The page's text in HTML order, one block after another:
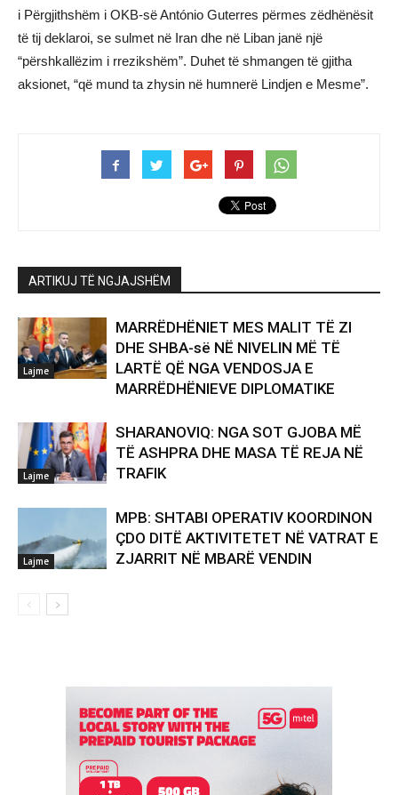
i Përgjithshëm i OKB-së António Guterres përmes zëdhënësit
të tij deklaroi, se sulmet në Iran dhe në Liban janë një
“përshkallëzim i rrezikshëm”. Duhet të shmangen të gjitha
aksionet, “që mund ta zhysin në humnerë Lindjen e Mesme”.
ARTIKUJ TË NGJAJSHËM
Lajme
MARRËDHËNIET MES MALIT TË ZI
DHE SHBA-së NË NIVELIN MË TË
LARTË QË NGA VENDOSJA E
MARRËDHËNIEVE DIPLOMATIKE
Lajme
SHARANOVIQ: NGA SOT GJOBA MË
TË ASHPRA DHE MASA TË REJA NË
TRAFIK
Lajme
MPB: SHTABI OPERATIV KOORDINON
ÇDO DITË AKTIVITETET NË VATRAT E
ZJARRIT NË MBARË VENDIN